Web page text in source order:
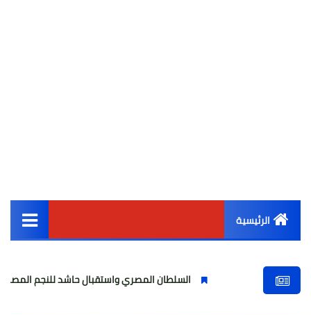
الرئيسية
أخبار مصر
السلطان المصري واستقبال حاشد للنجم المصري